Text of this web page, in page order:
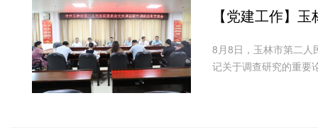
【党建工作】 玉
8月8日，玉林市第二人
记关于调查研究的重